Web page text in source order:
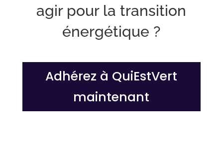
agir pour la transition
énergétique ?
Adhérez à QuiEstVert
maintenant